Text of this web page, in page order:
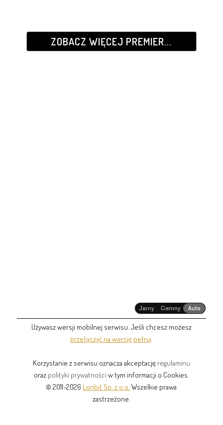
ZOBACZ WIĘCEJ PREMIER...
Jasny Ciemny Auto
Używasz wersji mobilnej serwisu. Jeśli chcesz możesz
przełączyć na wersję pełną
Korzystanie z serwisu oznacza akceptację regulaminu
oraz polityki prywatności w tym informacji o Cookies.
© 2011-2026 Lonbit Sp. z o.o. Wszelkie prawa
zastrzeżone.